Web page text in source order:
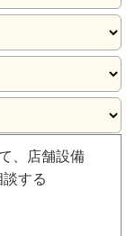
、店舗設備
する